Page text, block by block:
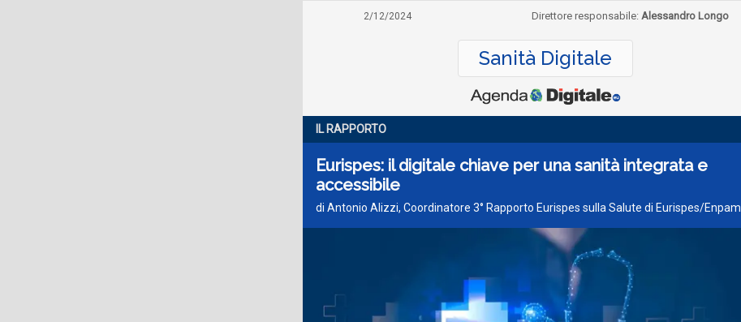
2/12/2024 Direttore responsabile: Alessandro Longo
Sanità Digitale
IL RAPPORTO
Eurispes: il digitale chiave per una sanità integrata e
accessibile
di Antonio Alizzi, Coordinatore 3° Rapporto Eurispes sulla Salute di Eurispes/Enpam